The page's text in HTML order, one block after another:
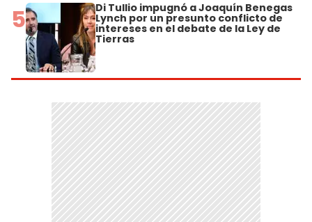
5 Di Tullio impugnó a Joaquín Benegas
Lynch por un presunto conflicto de
intereses en el debate de la Ley de
Tierras